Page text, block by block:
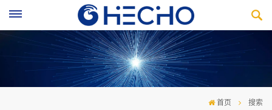
首页 搜索